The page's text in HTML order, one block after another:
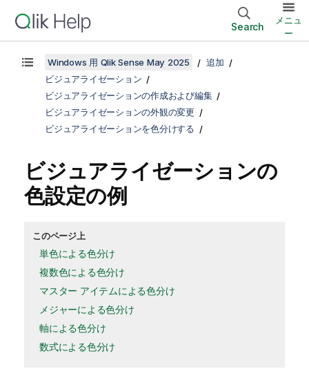
Search
メニュ
ー
Windows 用 Qlik Sense May 2025
追加
ビジュアライゼーション
ビジュアライゼーションの作成および編集
ビジュアライゼーションの外観の変更
ビジュアライゼーションを色分けする
ビジュアライゼーションの
色設定の例
このページ上
単色による色分け
複数色による色分け
マスター アイテムによる色分け
メジャーによる色分け
軸による色分け
数式による色分け